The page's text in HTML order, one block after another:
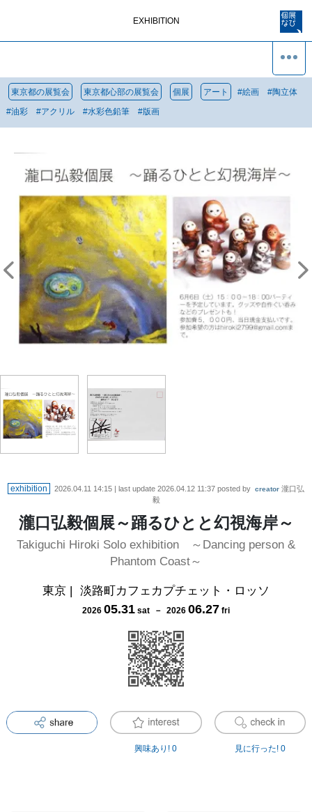
EXHIBITION
東京都の展覧会 東京都心部の展覧会 個展 アート #絵画 #陶立体
#油彩 #アクリル #水彩色鉛筆 #版画
exhibition 2026.04.11 14:15 | last update 2026.04.12 11:37 posted by creator 瀧口弘
毅
瀧口弘毅個展～踊るひとと幻視海岸～
Takiguchi Hiroki Solo exhibition ～Dancing person &
Phantom Coast～
東京 | 淡路町カフェカプチェット・ロッソ
2026 05.31 sat － 2026 06.27 fri
興味あり! 0 見に行った! 0